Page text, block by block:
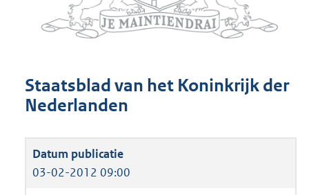
Staatsblad van het Koninkrijk der
Nederlanden
03-02-2012 09:00